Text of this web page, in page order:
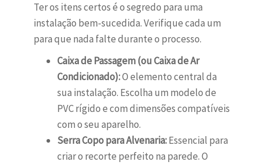
Ter os itens certos é o segredo para uma
instalação bem-sucedida. Verifique cada um
para que nada falte durante o processo.
Caixa de Passagem (ou Caixa de Ar
Condicionado):O elemento central da
sua instalação. Escolha um modelo de
PVC rígido e com dimensões compatíveis
com o seu aparelho.
Serra Copo para Alvenaria:Essencial para
criar o recorte perfeito na parede. O